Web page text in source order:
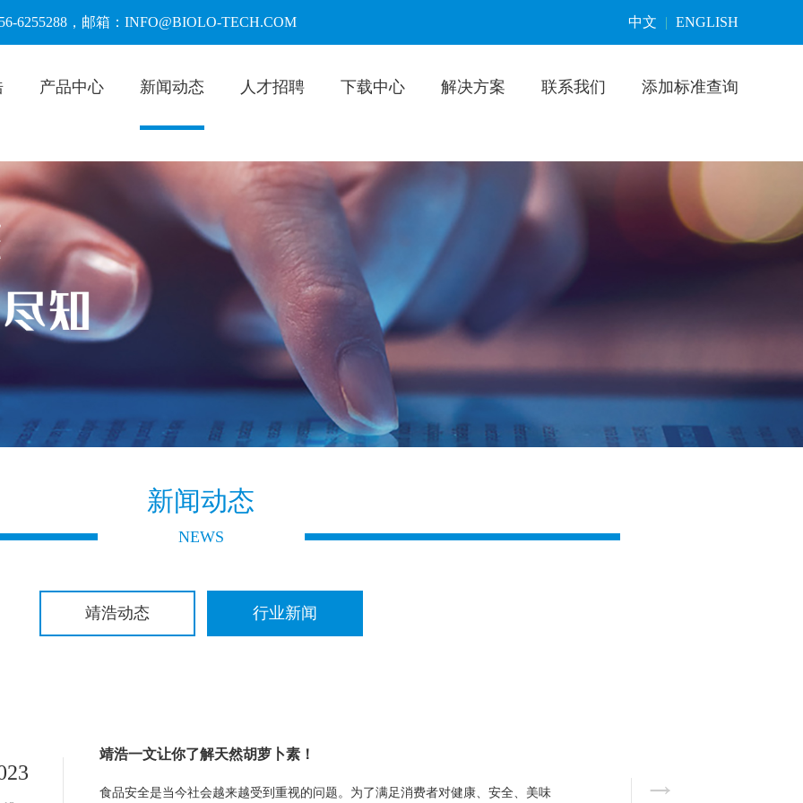
中文 | ENGLISH
6255288，邮箱：INFO@BIOLO-TECH.COM
产品中心 新闻动态 人才招聘 下载中心 解决方案 联系我们 添加标准查询
新闻动态
NEWS
靖浩动态 行业新闻
靖浩一文让你了解天然胡萝卜素！
食品安全是当今社会越来越受到重视的问题。为了满足消费者对健康、安全、美味